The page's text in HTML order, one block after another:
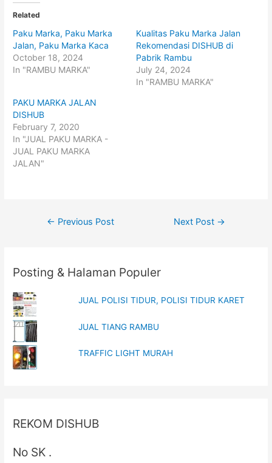
t
o
s
h
a
e
o
n
T
t
e
r
(
O
p
e
n
s
i
h
a
r
e
o
n
F
b
o
k
(
O
p
e
i
n
Related
Paku Marka, Paku Marka
Jalan, Paku Marka Kaca
October 18, 2024
In "RAMBU MARKA"
Kualitas Paku Marka Jalan
Rekomendasi DISHUB di
Pabrik Rambu
July 24, 2024
In "RAMBU MARKA"
PAKU MARKA JALAN
DISHUB
February 7, 2020
In "JUAL PAKU MARKA -
JUAL PAKU MARKA
JALAN"
Post
← Previous Post Next Post →
Posting & Halaman Populer
JUAL POLISI TIDUR, POLISI TIDUR KARET
JUAL TIANG RAMBU
TRAFFIC LIGHT MURAH
REKOM DISHUB
No SK .